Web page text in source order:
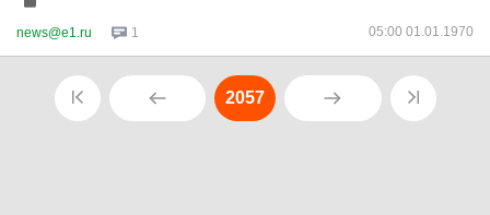
news@e1.ru 1 05:00 01.01.1970
2057